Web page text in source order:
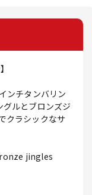
ンチタンバリン
ルとブロンズジ
クラシックなサ
jingles